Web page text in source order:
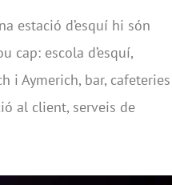
estació d’esquí hi són
cap: escola d’esquí,
i Aymerich, bar, cafeteries
al client, serveis de